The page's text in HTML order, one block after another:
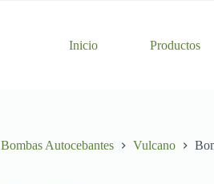
Inicio Productos
Bombas Autocebantes Vulcano